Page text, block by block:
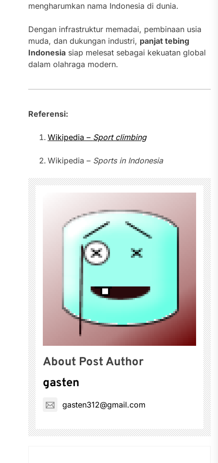
mengharumkan nama Indonesia di dunia.
Dengan infrastruktur memadai, pembinaan usia
muda, dan dukungan industri, panjat tebing
Indonesiasiap melesat sebagai kekuatan global
dalam olahraga modern.
Referensi:
Wikipedia – Sport climbing
Wikipedia – Sports in Indonesia
About Post Author
gasten
gasten312@gmail.com